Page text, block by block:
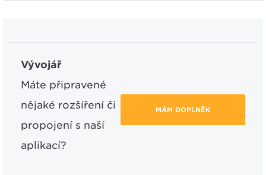
Vývojář
Máte připravené
nějaké rozšíření či
propojení s naší
aplikací?
MÁM DOPLNĚK